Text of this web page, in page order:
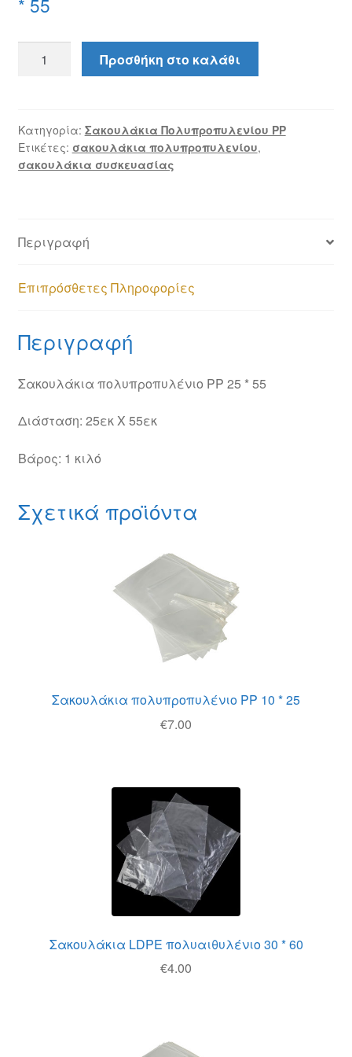
πολυπροπυλένιο
*
55
ποσότητα
Προσθήκη στο καλάθι
Κατηγορία: Σακουλάκια Πολυπροπυλενίου PP
Ετικέτες: σακουλάκια πολυπροπυλενίου,
σακουλάκια συσκευασίας
Περιγραφή
Επιπρόσθετες Πληροφορίες
Περιγραφή
Σακουλάκια πολυπροπυλένιο PP 25 * 55
Διάσταση: 25εκ Χ 55εκ
Βάρος: 1 κιλό
Σχετικά προϊόντα
Σακουλάκια πολυπροπυλένιο PP 10 * 25
€7.00
Σακουλάκια LDPE πολυαιθυλένιο 30 * 60
€4.00